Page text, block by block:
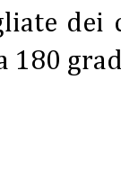
dei
180